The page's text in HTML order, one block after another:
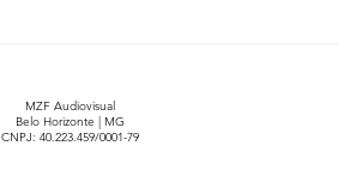
MZF Audiovisual
Belo Horizonte | MG
CNPJ: 40.223.459/0001-79